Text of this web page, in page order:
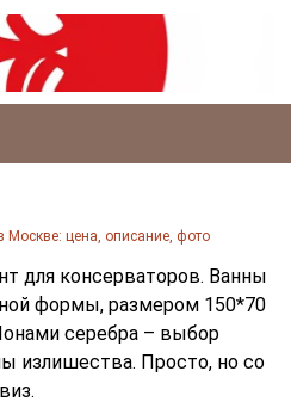
Москве: цена, описание, фото
для консерваторов. Ванны
формы, размером 150*70
серебра – выбор
излишества. Просто, но со